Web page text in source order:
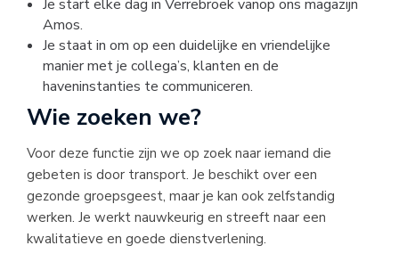
Je start elke dag in Verrebroek vanop ons magazijn
Amos.
Je staat in om op een duidelijke en vriendelijke
manier met je collega’s, klanten en de
haveninstanties te communiceren.
Wie zoeken we?
Voor deze functie zijn we op zoek naar iemand die
gebeten is door transport. Je beschikt over een
gezonde groepsgeest, maar je kan ook zelfstandig
werken. Je werkt nauwkeurig en streeft naar een
kwalitatieve en goede dienstverlening.